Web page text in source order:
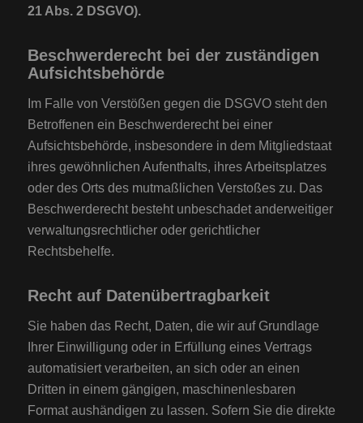
21 Abs. 2 DSGVO).
Beschwerderecht bei der zuständigen
Aufsichtsbehörde
Im Falle von Verstößen gegen die DSGVO steht den
Betroffenen ein Beschwerderecht bei einer
Aufsichtsbehörde, insbesondere in dem Mitgliedstaat
ihres gewöhnlichen Aufenthalts, ihres Arbeitsplatzes
oder des Orts des mutmaßlichen Verstoßes zu. Das
Beschwerderecht besteht unbeschadet anderweitiger
verwaltungsrechtlicher oder gerichtlicher
Rechtsbehelfe.
Recht auf Datenübertragbarkeit
Sie haben das Recht, Daten, die wir auf Grundlage
Ihrer Einwilligung oder in Erfüllung eines Vertrags
automatisiert verarbeiten, an sich oder an einen
Dritten in einem gängigen, maschinenlesbaren
Format aushändigen zu lassen. Sofern Sie die direkte